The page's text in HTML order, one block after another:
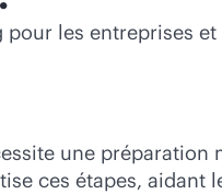
les entreprises
une préparation
ces étapes, aidant